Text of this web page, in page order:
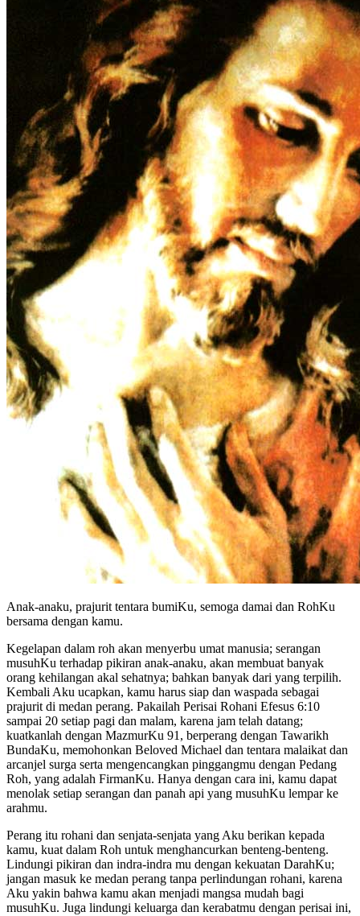
Anak-anaku, prajurit tentara bumiKu, semoga damai dan RohKu
bersama dengan kamu.
Kegelapan dalam roh akan menyerbu umat manusia; serangan
musuhKu terhadap pikiran anak-anaku, akan membuat banyak
orang kehilangan akal sehatnya; bahkan banyak dari yang terpilih.
Kembali Aku ucapkan, kamu harus siap dan waspada sebagai
prajurit di medan perang. Pakailah Perisai Rohani Efesus 6:10
sampai 20 setiap pagi dan malam, karena jam telah datang;
kuatkanlah dengan MazmurKu 91, berperang dengan Tawarikh
BundaKu, memohonkan Beloved Michael dan tentara malaikat dan
arcanjel surga serta mengencangkan pinggangmu dengan Pedang
Roh, yang adalah FirmanKu. Hanya dengan cara ini, kamu dapat
menolak setiap serangan dan panah api yang musuhKu lempar ke
arahmu.
Perang itu rohani dan senjata-senjata yang Aku berikan kepada
kamu, kuat dalam Roh untuk menghancurkan benteng-benteng.
Lindungi pikiran dan indra-indra mu dengan kekuatan DarahKu;
jangan masuk ke medan perang tanpa perlindungan rohani, karena
Aku yakin bahwa kamu akan menjadi mangsa mudah bagi
musuhKu. Juga lindungi keluarga dan kerabatmu dengan perisai ini,